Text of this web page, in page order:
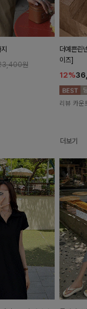
원
더예쁜린
이즈]
12%
리뷰 카운
더보기